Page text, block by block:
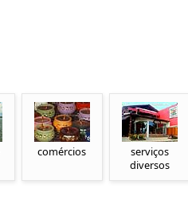
comércios
serviços
diversos